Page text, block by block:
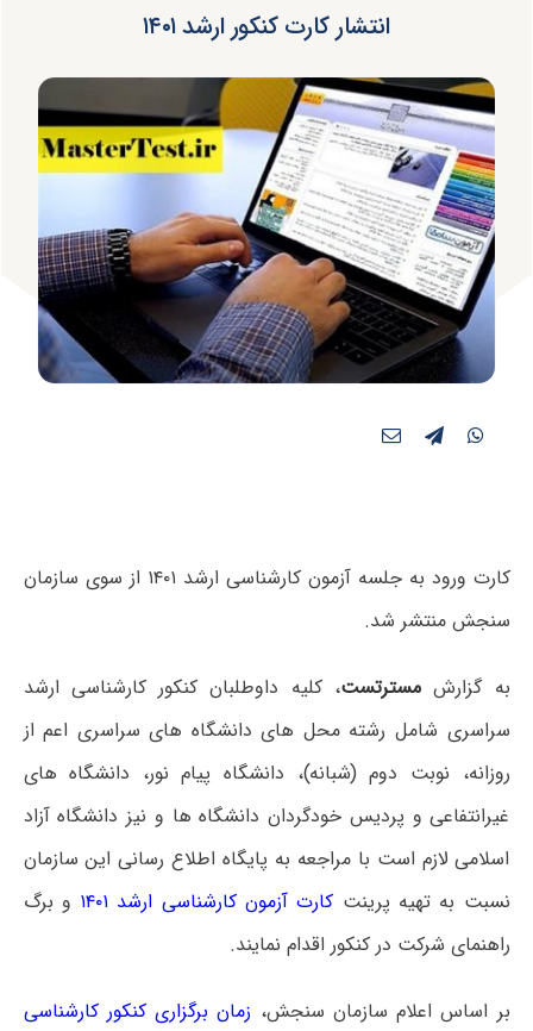
انتشار کارت کنکور ارشد ۱۴۰۱
کارت ورود به جلسه آزمون کارشناسی ارشد ۱۴۰۱ از سوی سازمان
سنجش منتشر شد.
به گزارشمسترتست، کلیه داوطلبان کنکور کارشناسی ارشد
سراسری شامل رشته محل های دانشگاه های سراسری اعم از
روزانه، نوبت دوم (شبانه)، دانشگاه پیام نور، دانشگاه های
غیرانتفاعی و پردیس خودگردان دانشگاه ها و نیز دانشگاه آزاد
اسلامی لازم است با مراجعه به پایگاه اطلاع رسانی این سازمان
نسبت به تهیه پرینت کارت آزمون کارشناسی ارشد ۱۴۰۱
و برگ
راهنمای شرکت در کنکور اقدام نمایند.
بر اساس اعلام سازمان سنجش، زمان برگزاری کنکور کارشناسی